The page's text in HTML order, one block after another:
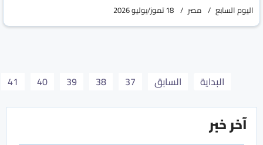
اليوم السابع مصر 18 تموز/يوليو 2026
البداية السابق 37
38
39
40
41
آخر خبر